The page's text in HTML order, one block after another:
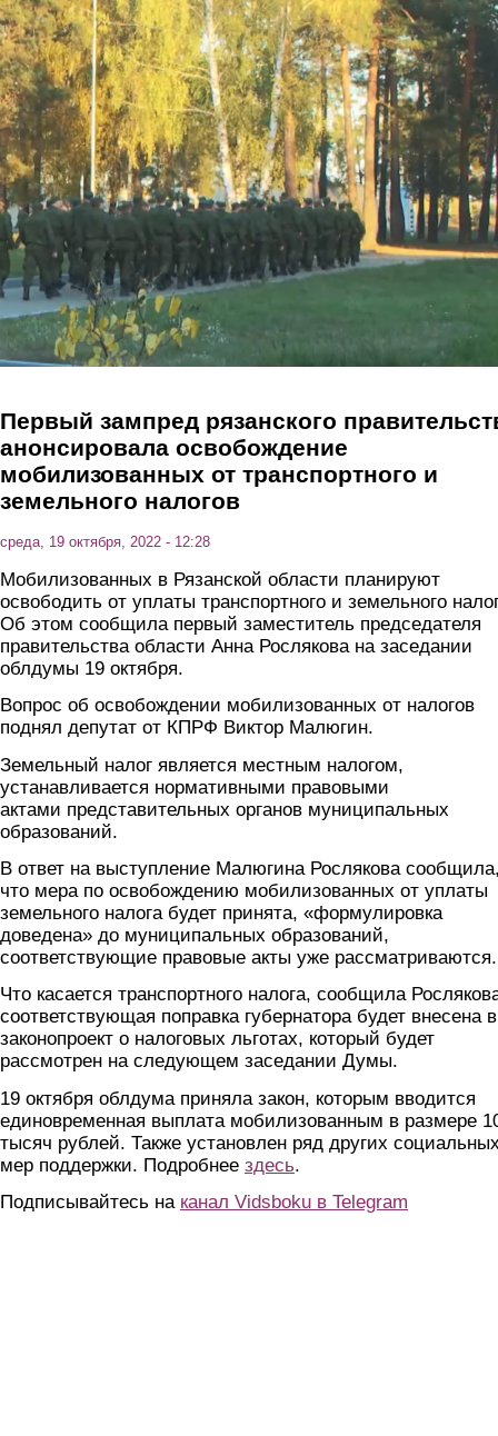
Перейти к основному содержанию
Первый зампред рязанского
анонсировала освобождение
мобилизованных от транспортного и
земельного налогов
среда, 19 октября, 2022 - 12:28
Мобилизованных в Рязанской области планируют
освободить от уплаты транспортного и земельного
Об этом сообщила первый заместитель председателя
правительства области Анна Рослякова на заседании
облдумы 19 октября.
Вопрос об освобождении мобилизованных от налогов
поднял депутат от КПРФ Виктор Малюгин.
Земельный налог является местным налогом,
устанавливается нормативными правовыми
актами представительных органов муниципальных
образований.
В ответ на выступление Малюгина Рослякова
что мера по освобождению мобилизованных от уплаты
земельного налога будет принята, «формулировка
доведена» до муниципальных образований,
соответствующие правовые акты уже рассматриваются.
Что касается транспортного налога, сообщила
соответствующая поправка губернатора будет внесена в
законопроект о налоговых льготах, который будет
рассмотрен на следующем заседании Думы.
19 октября облдума приняла закон, которым вводится
единовременная выплата мобилизованным в размере
тысяч рублей. Также установлен ряд других
мер поддержки. Подробнее здесь.
Подписывайтесь на канал Vidsboku в Telegram